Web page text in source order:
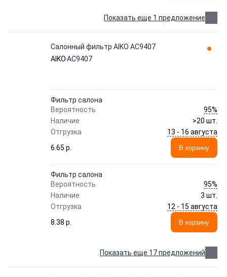
Показать еще 1 предложение
Салонный фильтр AIKO AC9407
AIKOAC9407
Фильтр салона
Вероятность
95%
Наличие
>20 шт.
Отгрузка
13 - 16 августа
6.65 p.
В корзину
Фильтр салона
Вероятность
95%
Наличие
3 шт.
Отгрузка
12 - 15 августа
8.38 p.
В корзину
Показать еще 17 предложений